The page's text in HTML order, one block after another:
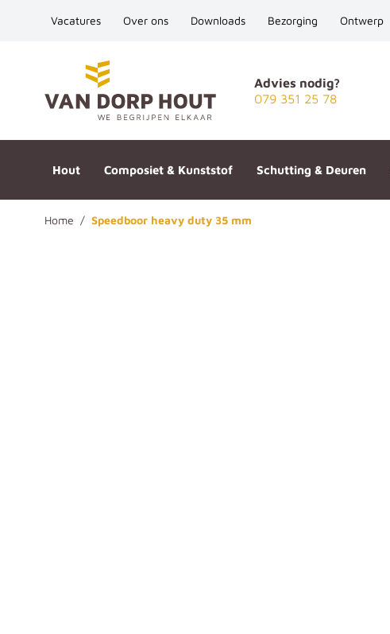
Vacatures Over ons Downloads Bezorging Ontwerp
Advies nodig?
079 351 25 78
Hout Composiet & Kunststof Schutting & Deuren
Home / Speedboor heavy duty 35 mm